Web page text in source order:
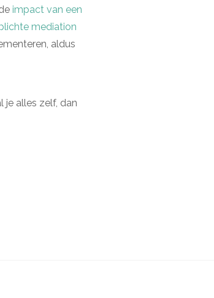
impact van een
mediation
aldus
je alles zelf, dan